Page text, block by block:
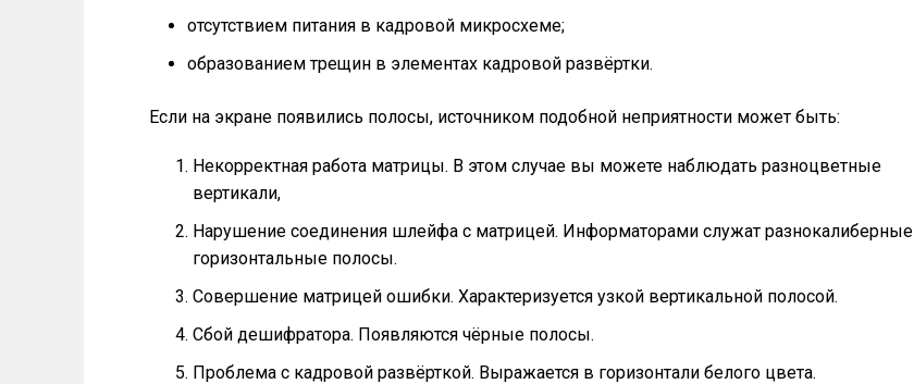
отсутствием питания в кадровой микросхеме;
образованием трещин в элементах кадровой развёртки.
Если на экране появились полосы, источником подобной неприятности может быть:
Некорректная работа матрицы. В этом случае вы можете наблюдать разноцветные
вертикали,
Нарушение соединения шлейфа с матрицей. Информаторами служат разнокалиберные
горизонтальные полосы.
Совершение матрицей ошибки. Характеризуется узкой вертикальной полосой.
Сбой дешифратора. Появляются чёрные полосы.
Проблема с кадровой развёрткой. Выражается в горизонтали белого цвета.